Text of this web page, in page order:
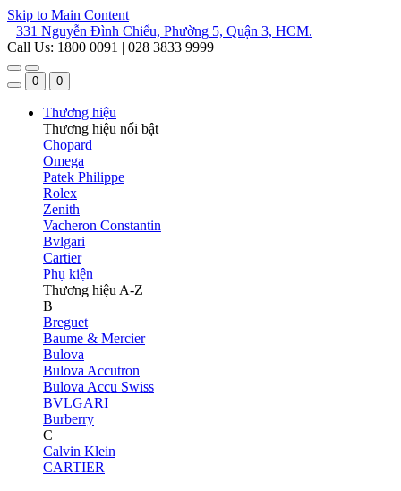
Skip to Main Content
331 Nguyễn Đình Chiểu, Phường 5, Quận 3, HCM.
Call Us: 1800 0091 | 028 3833 9999
0 0
Thương hiệu
Thương hiệu nổi bật
Chopard
Omega
Patek Philippe
Rolex
Zenith
Vacheron Constantin
Bvlgari
Cartier
Phụ kiện
Thương hiệu A-Z
B
Breguet
Baume & Mercier
Bulova
Bulova Accutron
Bulova Accu Swiss
BVLGARI
Burberry
C
Calvin Klein
CARTIER